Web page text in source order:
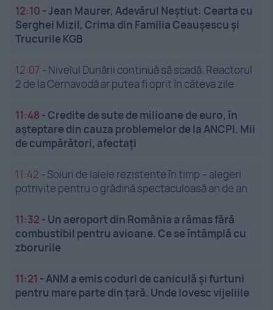
12:10 -Jean Maurer, Adevărul Neștiut: Cearta cu
Serghei Mizil, Crima din Familia Ceaușescu și
Trucurile KGB
12:07 - Nivelul Dunării continuă să scadă. Reactorul
2 de la Cernavodă ar putea fi oprit în câteva zile
11:48 -Credite de sute de milioane de euro, în
așteptare din cauza problemelor de la ANCPI. Mii
de cumpărători, afectați
11:42 - Soiuri de lalele rezistente în timp – alegeri
potrivite pentru o grădină spectaculoasă an de an
11:32 - Un aeroport din România a rămas fără
combustibil pentru avioane. Ce se întâmplă cu
zborurile
11:21 -ANM a emis coduri de caniculă și furtuni
pentru mare parte din țară. Unde lovesc vijeliile